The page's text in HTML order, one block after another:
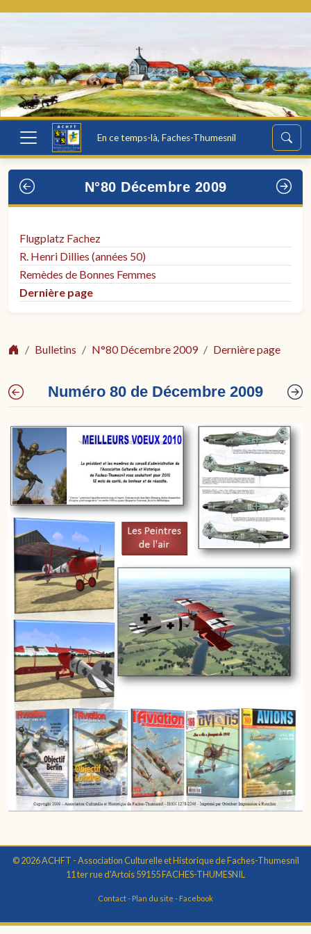
En ce temps-là, Faches-Thumesnil
N°80 Décembre 2009
Flugplatz Fachez
R. Henri Dillies (années 50)
Remèdes de Bonnes Femmes
Dernière page
Bulletins N°80 Décembre 2009 Dernière page
Numéro 80 de Décembre 2009
© 2026 ACHFT - Association Culturelle et Historique de Faches-Thumesnil
11 ter rue d'Artois 59155 FACHES-THUMESNIL
Contact- Plan du site - Facebook